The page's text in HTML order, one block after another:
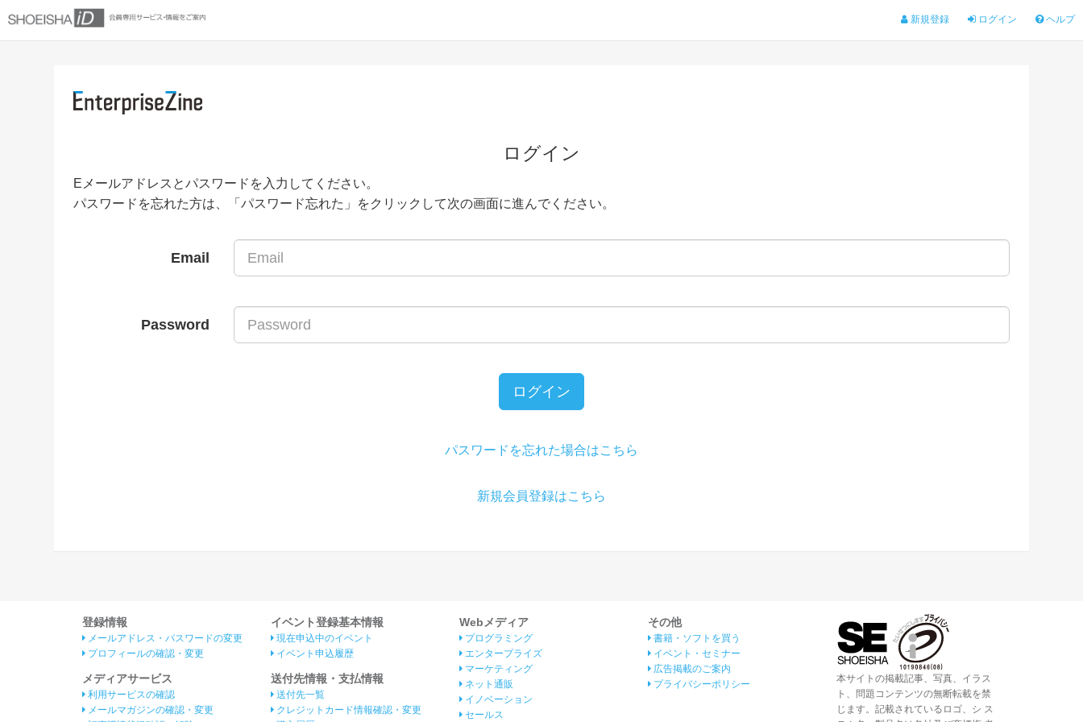
新規登録 ログイン ヘルプ
ログイン
Eメールアドレスとパスワードを入力してください。
パスワードを忘れた方は、「パスワード忘れた」をクリックして次の画面に進んでください。
Email
Password
ログイン
パスワードを忘れた場合はこちら
新規会員登録はこちら
登録情報
メールアドレス・パスワードの変更
プロフィールの確認・変更
メディアサービス
利用サービスの確認
メールマガジンの確認・変更
イベント登録基本情報
現在申込中のイベント
イベント申込履歴
送付先情報・支払情報
送付先一覧
クレジットカード情報確認・変更
Webメディア
プログラミング
エンタープライズ
マーケティング
ネット通販
イノベーション
セールス
その他
書籍・ソフトを買う
イベント・セミナー
広告掲載のご案内
プライバシーポリシー
本サイトの掲載記事、写真、イラス
ト、問題コンテンツの無断転載を禁
じます。記載されているロゴ、シ ス